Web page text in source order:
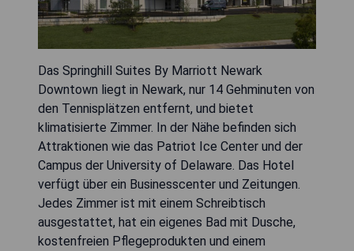
Das Springhill Suites By Marriott Newark
Downtown liegt in Newark, nur 14 Gehminuten von
den Tennisplätzen entfernt, und bietet
klimatisierte Zimmer. In der Nähe befinden sich
Attraktionen wie das Patriot Ice Center und der
Campus der University of Delaware. Das Hotel
verfügt über ein Businesscenter und Zeitungen.
Jedes Zimmer ist mit einem Schreibtisch
ausgestattet, hat ein eigenes Bad mit Dusche,
kostenfreien Pflegeprodukten und einem